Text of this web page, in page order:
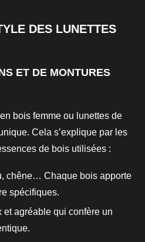
DES LUNETTES
ET DE MONTURES
bois femme ou lunettes de
Cela s’explique par les
de bois utilisées :
chêne… Chaque bois apporte
spécifiques.
et agréable qui confère un